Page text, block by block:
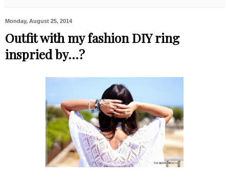
Monday, August 25, 2014
Outfit with my fashion DIY ring
inspried by...?